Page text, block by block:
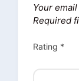
Your
Required
Rating *